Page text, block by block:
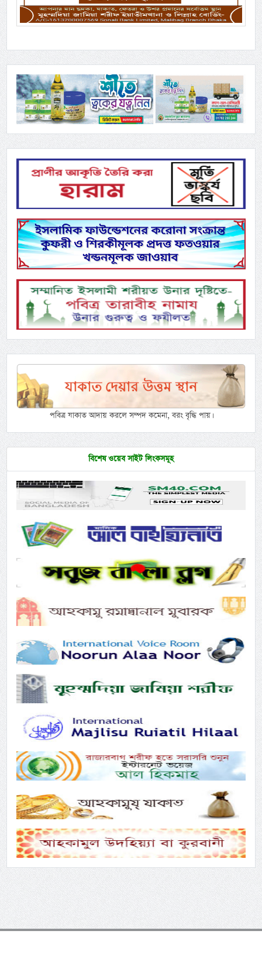
পবিত্র যাকাত আদায় করলে সম্পদ কমেনা, বরং বৃদ্ধি পায়।
বিশেষ ওয়েব সাইট লিংকসমূহ